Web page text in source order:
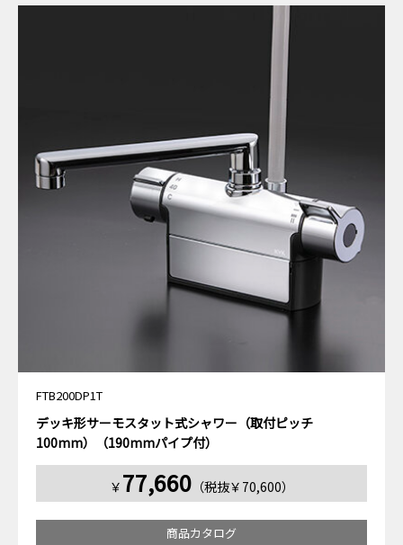
FTB200DP1T
デッキ形サーモスタット式シャワー（取付ピッチ
100mm）（190mmパイプ付）
￥ 77,660（税抜￥70,600）
商品カタログ